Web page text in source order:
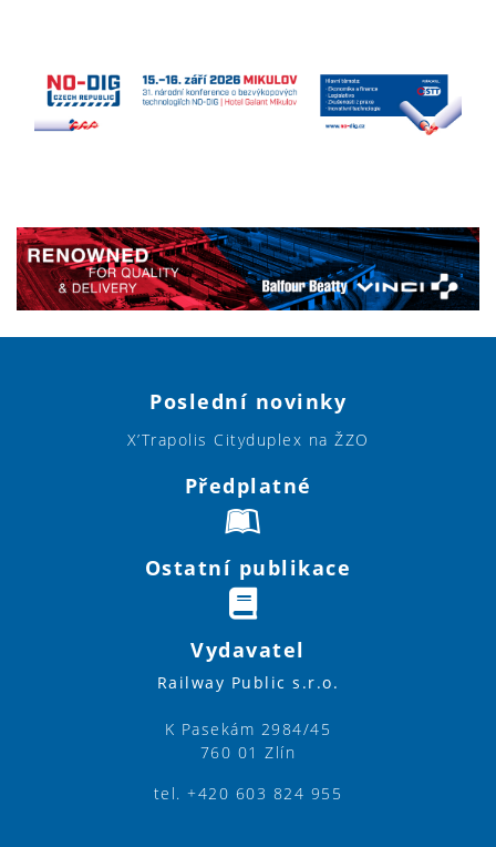
Poslední novinky
X’Trapolis Cityduplex na ŽZO
Předplatné
Ostatní publikace
Vydavatel
Railway Public s.r.o.
K Pasekám 2984/45
760 01 Zlín
tel. +420 603 824 955